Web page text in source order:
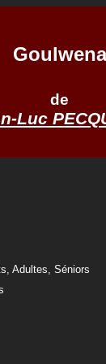
Goulwena
de
Luc
Adultes, Séniors